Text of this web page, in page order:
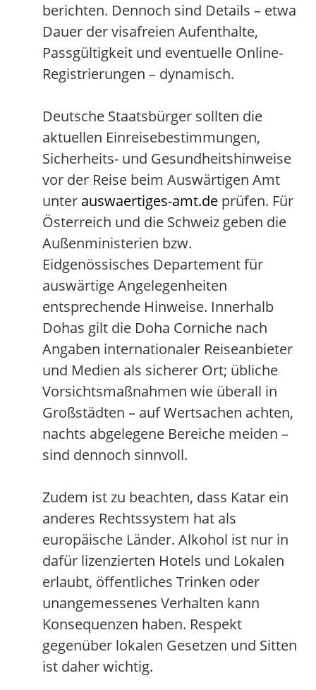
berichten. Dennoch sind Details – etwa
Dauer der visafreien Aufenthalte,
Passgültigkeit und eventuelle Online-
Registrierungen – dynamisch.
Deutsche Staatsbürger sollten die
aktuellen Einreisebestimmungen,
Sicherheits- und Gesundheitshinweise
vor der Reise beim Auswärtigen Amt
unter auswaertiges-amt.de prüfen. Für
Österreich und die Schweiz geben die
Außenministerien bzw.
Eidgenössisches Departement für
auswärtige Angelegenheiten
entsprechende Hinweise. Innerhalb
Dohas gilt die Doha Corniche nach
Angaben internationaler Reiseanbieter
und Medien als sicherer Ort; übliche
Vorsichtsmaßnahmen wie überall in
Großstädten – auf Wertsachen achten,
nachts abgelegene Bereiche meiden –
sind dennoch sinnvoll.
Zudem ist zu beachten, dass Katar ein
anderes Rechtssystem hat als
europäische Länder. Alkohol ist nur in
dafür lizenzierten Hotels und Lokalen
erlaubt, öffentliches Trinken oder
unangemessenes Verhalten kann
Konsequenzen haben. Respekt
gegenüber lokalen Gesetzen und Sitten
ist daher wichtig.